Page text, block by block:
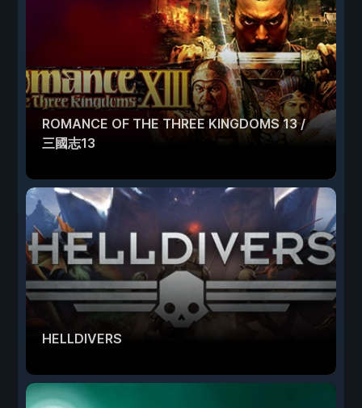
ROMANCE OF THE THREE KINGDOMS 13 /
三國志13
HELLDIVERS